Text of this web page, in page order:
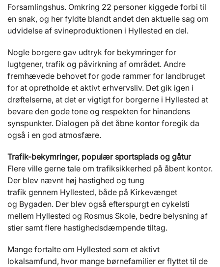
Forsamlingshus. Omkring 22 personer kiggede forbi til
en snak, og her fyldte blandt andet den aktuelle sag om
udvidelse af svineproduktionen i Hyllested en del.
Nogle borgere gav udtryk for bekymringer for
lugtgener, trafik og påvirkning af området. Andre
fremhævede behovet for gode rammer for landbruget
for at opretholde et aktivt erhvervsliv. Det gik igen i
drøftelserne, at det er vigtigt for borgerne i Hyllested at
bevare den gode tone og respekten for hinandens
synspunkter. Dialogen på det åbne kontor foregik da
også i en god atmosfære.
Trafik-bekymringer, populær sportsplads og gåtur
Flere ville gerne tale om trafiksikkerhed på åbent kontor.
Der blev nævnt høj hastighed og tung
trafik gennem Hyllested, både på Kirkevænget
og Bygaden. Der blev også efterspurgt en cykelsti
mellem Hyllested og Rosmus Skole, bedre belysning af
stier samt flere hastighedsdæmpende tiltag.
Mange fortalte om Hyllested som et aktivt
lokalsamfund, hvor mange børnefamilier er flyttet til de